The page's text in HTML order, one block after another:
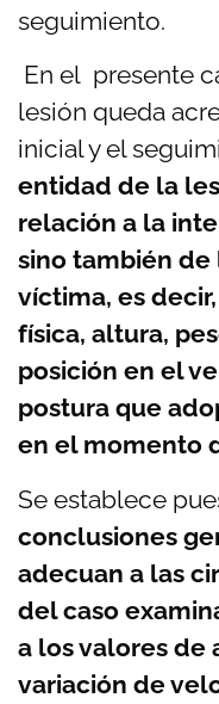
seguimiento.
En el presente
lesión queda
inicial y el
entidad de la
relación a la
sino también
víctima, es
física, altura,
posición en el
postura que
en el momento
Se establece
conclusiones
adecuan a las
del caso
a los valores de
variación de